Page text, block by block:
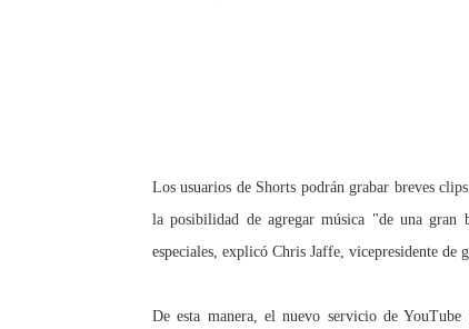
Los usuarios de Shorts podrán grabar breves
la posibilidad de agregar música "de una gran
especiales, explicó Chris Jaffe, vicepresidente de
De esta manera, el nuevo servicio de